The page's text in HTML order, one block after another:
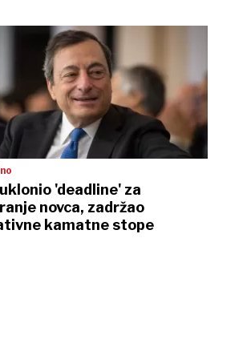
uklonio 'deadline' za
novca, zadržao
kamatne stope